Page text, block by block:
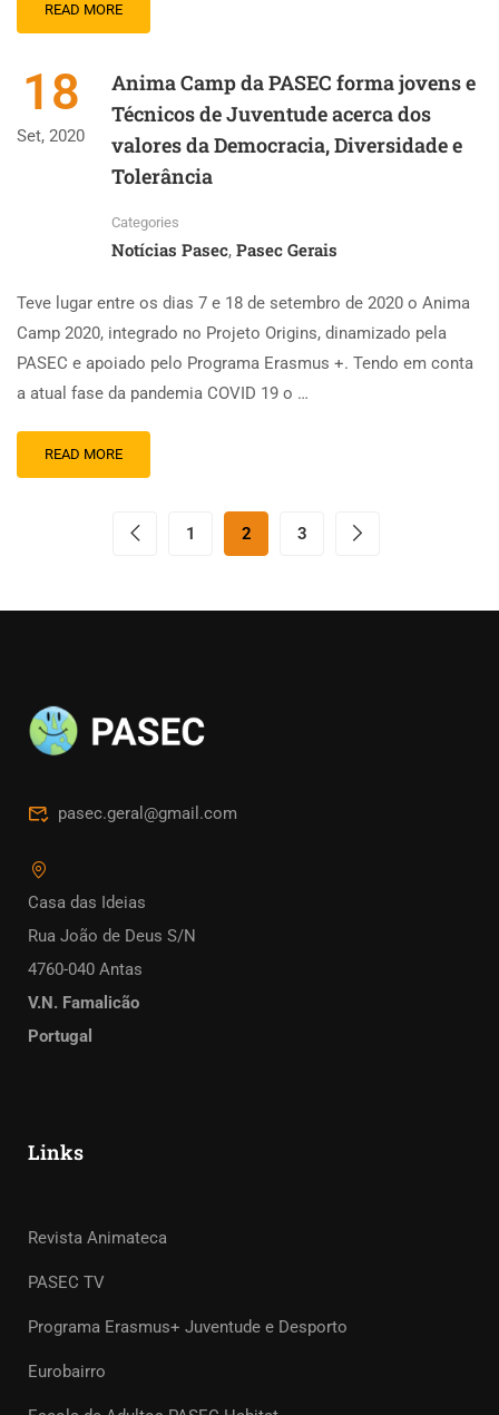
READ MORE
18
Set, 2020
Anima Camp da PASEC forma jovens e
Técnicos de Juventude acerca dos
valores da Democracia, Diversidade e
Tolerância
Categories
Notícias Pasec, Pasec Gerais
Teve lugar entre os dias 7 e 18 de setembro de 2020 o Anima
Camp 2020, integrado no Projeto Origins, dinamizado pela
PASEC e apoiado pelo Programa Erasmus +. Tendo em conta
a atual fase da pandemia COVID 19 o …
READ MORE
1 2 3
pasec.geral@gmail.com
Casa das Ideias
Rua João de Deus S/N
4760-040 Antas
V.N. Famalicão
Portugal
Links
Revista Animateca
PASEC TV
Programa Erasmus+ Juventude e Desporto
Eurobairro